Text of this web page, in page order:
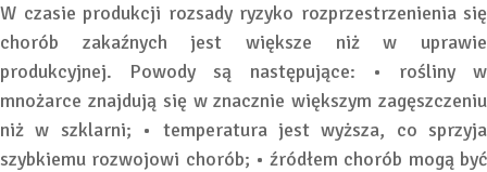
W czasie produkcji rozsady ryzyko rozprzestrzenienia się
chorób zakaźnych jest większe niż w uprawie
produkcyjnej. Powody są następujące: • rośliny w
mnożarce znajdują się w znacznie większym zagęszczeniu
niż w szklarni; • temperatura jest wyższa, co sprzyja
szybkiemu rozwojowi chorób; • źródłem chorób mogą być